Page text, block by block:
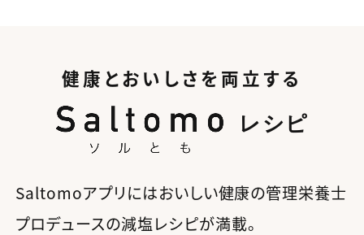
健康とおいしさを両立する
レシピ
Saltomoアプリにはおいしい健康の管理栄養士
プロデュースの減塩レシピが満載。